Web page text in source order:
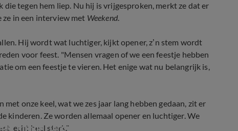
tegen hem liep. Nu hij is vrijgesproken, merkt ze dat er
ze in een interview met Weekend.
Hij wordt wat luchtiger, kijkt opener, z’n stem wordt
voor feest. "Mensen vragen of we een feestje hebben
om een feestje te vieren. Het enige wat nu belangrijk is,
onze keel, wat we zes jaar lang hebben gedaan, zit er
kinderen. Ze worden allemaal opener en luchtiger. We
echt heel sterk."
minderjarige